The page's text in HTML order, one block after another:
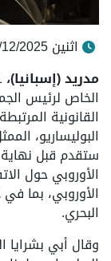
اثنين 01/12/2025 - 11:52
مدريد (إسبانيا)،
الخاص لرئيس
القانونية
البوليساريو،
ستقدم قبل نهاية
الأوروبي حول
الأوروبي، بما
البحري.
وقال أبي